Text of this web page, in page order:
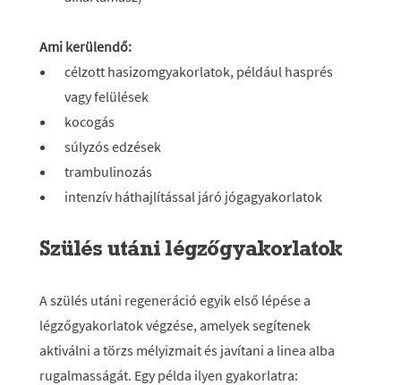
Ami kerülendő:
célzott hasizomgyakorlatok, például hasprés
vagy felülések
kocogás
súlyzós edzések
trambulinozás
intenzív háthajlítással járó jógagyakorlatok
Szülés utáni légzőgyakorlatok
A szülés utáni regeneráció egyik első lépése a
légzőgyakorlatok végzése, amelyek segítenek
aktiválni a törzs mélyizmait és javítani a linea alba
rugalmasságát. Egy példa ilyen gyakorlatra: